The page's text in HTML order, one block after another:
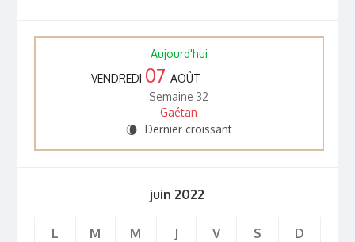
Aujourd'hui
VENDREDI 07 AOÛT
Semaine 32
Gaétan
V Dernier croissant
juin 2022
L M M J V S D